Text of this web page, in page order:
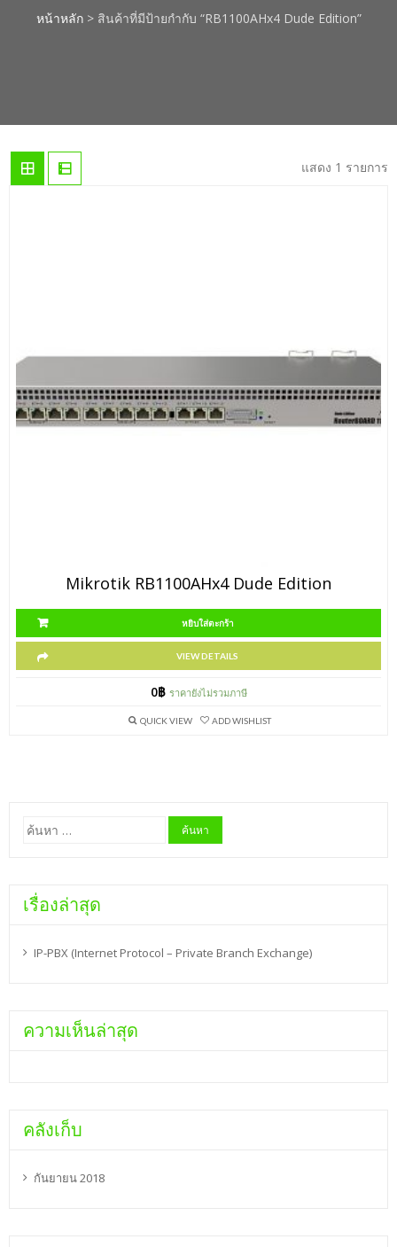
หน้าหลัก> สินค้าที่มีป้ายกำกับ “RB1100AHx4 Dude Edition”
แสดง 1 รายการ
Mikrotik RB1100AHx4 Dude Edition
หยิบใส่ตะกร้า
VIEW DETAILS
0฿ ราคายังไม่รวมภาษี
QUICK VIEW ADD WISHLIST
ค้นหา
สำหรับ:
เรื่องล่าสุด
IP-PBX (Internet Protocol – Private Branch Exchange)
ความเห็นล่าสุด
คลังเก็บ
กันยายน 2018